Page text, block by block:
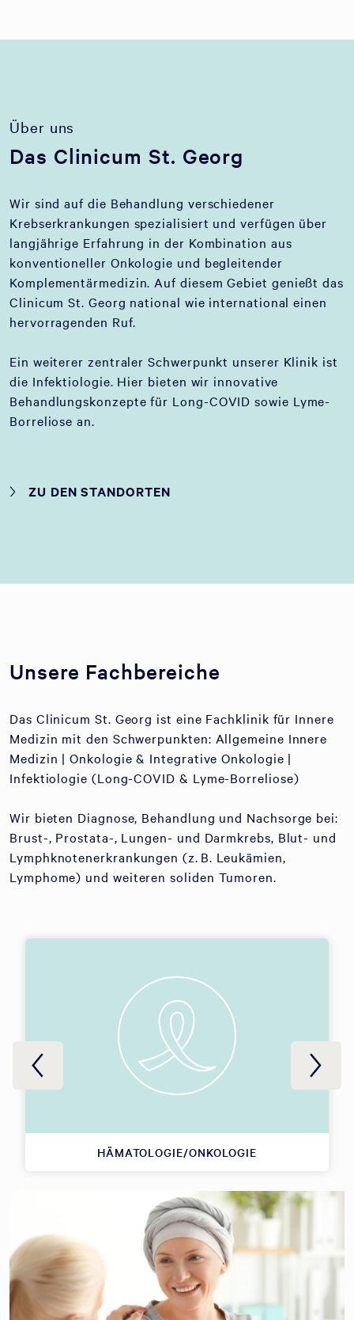
Über uns
Das Clinicum St. Georg
Wir sind auf die Behandlung verschiedener
Krebserkrankungen spezialisiert und verfügen über
langjährige Erfahrung in der Kombination aus
konventioneller Onkologie und begleitender
Komplementärmedizin. Auf diesem Gebiet genießt das
Clinicum St. Georg national wie international einen
hervorragenden Ruf.
Ein weiterer zentraler Schwerpunkt unserer Klinik ist
die Infektiologie. Hier bieten wir innovative
Behandlungskonzepte für Long-COVID sowie Lyme-
Borreliose an.
ZU DEN STANDORTEN
Unsere Fachbereiche
Das Clinicum St. Georg ist eine Fachklinik für Innere
Medizin mit den Schwerpunkten: Allgemeine Innere
Medizin | Onkologie & Integrative Onkologie |
Infektiologie (Long-COVID & Lyme-Borreliose)
Wir bieten Diagnose, Behandlung und Nachsorge bei:
Brust-, Prostata-, Lungen- und Darmkrebs, Blut- und
Lymphknotenerkrankungen (z. B. Leukämien,
Lymphome) und weiteren soliden Tumoren.
HÄMATOLOGIE/ONKOLOGIE